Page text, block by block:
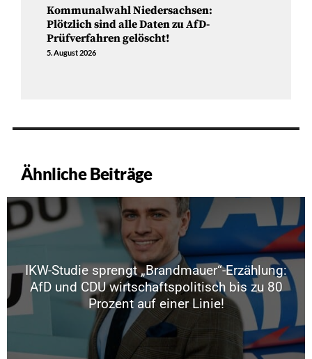
Kommunalwahl Niedersachsen:
Plötzlich sind alle Daten zu AfD-
Prüfverfahren gelöscht!
5. August 2026
Ähnliche Beiträge
IKW-Studie sprengt „Brandmauer“-Erzählung:
AfD und CDU wirtschaftspolitisch bis zu 80
Prozent auf einer Linie!